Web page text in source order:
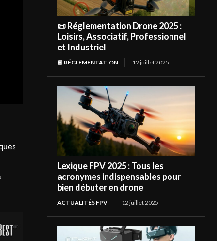
📜 Réglementation Drone 2025 :
Loisirs, Associatif, Professionnel
et Industriel
📘 RÉGLEMENTATION 12 juillet 2025
Lexique FPV 2025 : Tous les
acronymes indispensables pour
bien débuter en drone
ACTUALITÉS FPV 12 juillet 2025